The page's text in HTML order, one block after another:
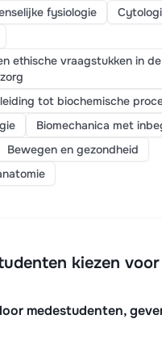
fysiologie
ethische vraagstukken in de
tot biochemische
Biomechanica met
Bewegen en gezondheid
kiezen
medestudenten,